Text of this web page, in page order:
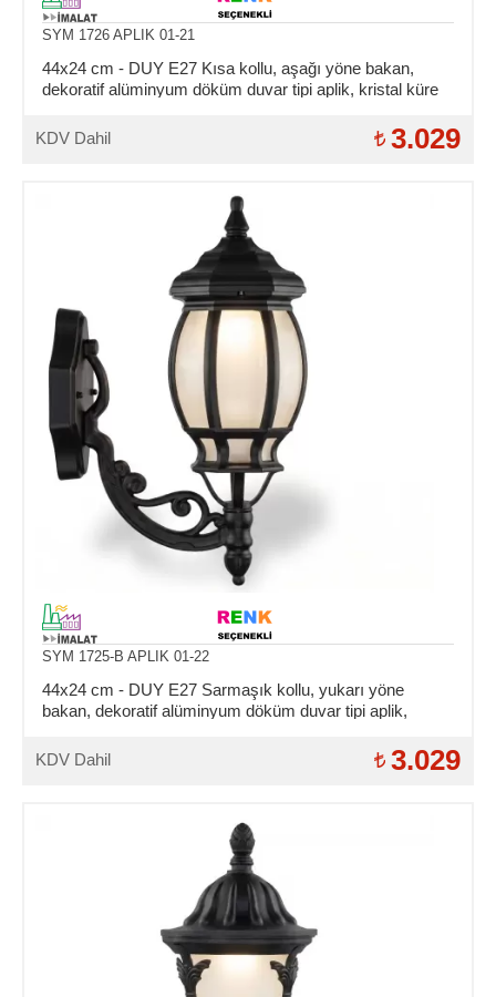
SYM 1726 APLIK 01-21
44x24 cm - DUY E27 Kısa kollu, aşağı yöne bakan,
dekoratif alüminyum döküm duvar tipi aplik, kristal küre
KDV Dahil
3.029
SYM 1725-B APLIK 01-22
44x24 cm - DUY E27 Sarmaşık kollu, yukarı yöne
bakan, dekoratif alüminyum döküm duvar tipi aplik,
KDV Dahil
3.029